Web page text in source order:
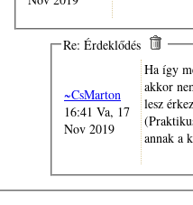
Re: Érdeklődés
~CsMarton
16:41 Va, 17
Nov 2019
Ha így
akkor
lesz
annak a